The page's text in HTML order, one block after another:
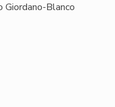
Giordano-Blanco